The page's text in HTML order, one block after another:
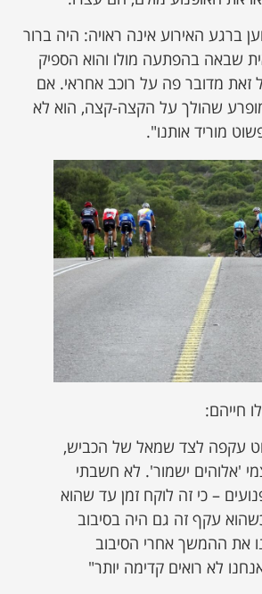
ברגע האירוע אינה ראויה: היה ברור
שבאה בהפתעה מולו והוא הספיק
זאת מדובר פה על רוכב אחראי. אם
שהולך על הקצה-קצה, הוא לא
מוריד אותנו".
חייהם:
עקפה לצד שמאל של הכביש,
'אלוהים ישמור'. לא חשבתי
– כי זה לוקח זמן עד שהוא
עקף זה גם היה בסיבוב
את ההמשך אחרי הסיבוב
לא רואים קדימה יותר"